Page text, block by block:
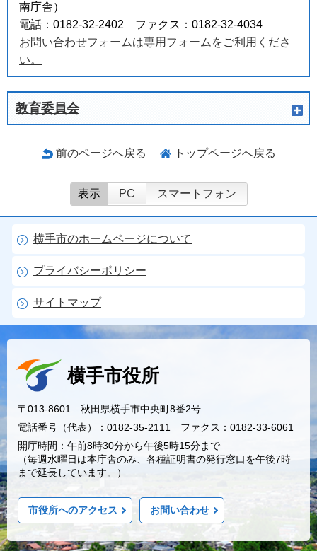
南庁舎）
電話：0182-32-2402 ファクス：0182-32-4034
お問い合わせフォームは専用フォームをご利用くださ
い。
教育委員会
前のページへ戻る トップページへ戻る
表示 PC スマートフォン
横手市のホームページについて
プライバシーポリシー
サイトマップ
横手市役所
〒013-8601 秋田県横手市中央町8番2号
電話番号（代表）：0182-35-2111 ファクス：0182-33-6061
開庁時間：午前8時30分から午後5時15分まで
（毎週水曜日は本庁舎のみ、各種証明書の発行窓口を午後7時
まで延長しています。）
市役所へのアクセス お問い合わせ